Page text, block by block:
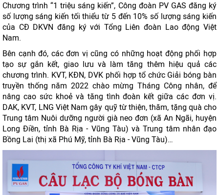
Chương trình “1 triệu sáng kiến”, Công đoàn PV GAS đăng ký
số lượng sáng kiến tối thiểu từ 5 đến 10% số lượng sáng kiến
của CĐ DKVN đăng ký với Tổng Liên đoàn Lao động Việt
Nam.
Bên cạnh đó, các đơn vị cũng có những hoạt động phối hợp
tạo sự gắn kết, giao lưu và làm tăng thêm hiệu quả các
chương trình. KVT, KĐN, DVK phối hợp tổ chức Giải bóng bàn
truyền thống năm 2022 chào mừng Tháng Công nhân, để
nâng cao sức khoẻ và tăng tình đoàn kết giữa các đơn vị.
DAK, KVT, LNG Việt Nam gây quỹ từ thiện, thăm, tặng quà cho
Trung tâm Nuôi dưỡng người già neo đơn (xã An Ngãi, huyện
Long Điền, tỉnh Bà Rịa - Vũng Tàu) và Trung tâm nhân đạo
Bồng Lai (thị xã Phú Mỹ, tỉnh Bà Rịa - Vũng Tàu)…